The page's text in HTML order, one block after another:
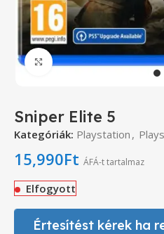
Click to enlarge
Sniper Elite 5
Kategóriák: Playstation ,
15,990Ft ÁFÁ-t tartalmaz
Elfogyott
Értesítést kérek ha